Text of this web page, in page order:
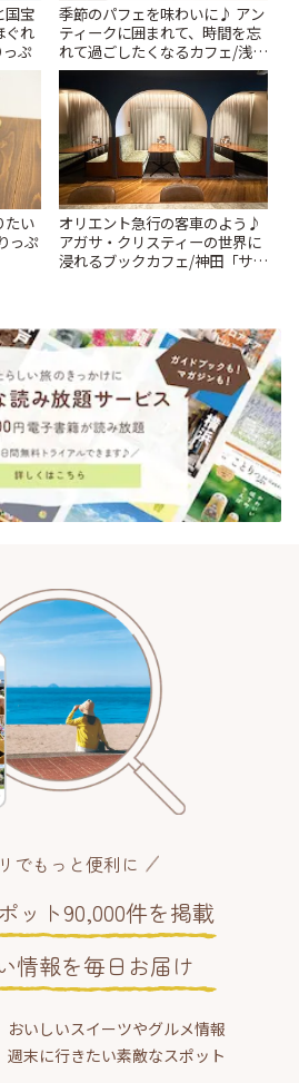
国宝
ぐれ
ぷ
季節のパフェを味わいに♪ アン
ティークに囲まれて、時間を忘
れて過ごしたくなるカフェ/浅草
「annorum cafe」 | ことりっぷ
たい
っぷ
オリエント急行の客車のよう♪
アガサ・クリスティーの世界に
浸れるブックカフェ/神田「サロ
でもっと便利に
ット90,000件を掲載
情報を毎日お届け
おいしいスイーツやグルメ情報
週末に行きたい素敵なスポット